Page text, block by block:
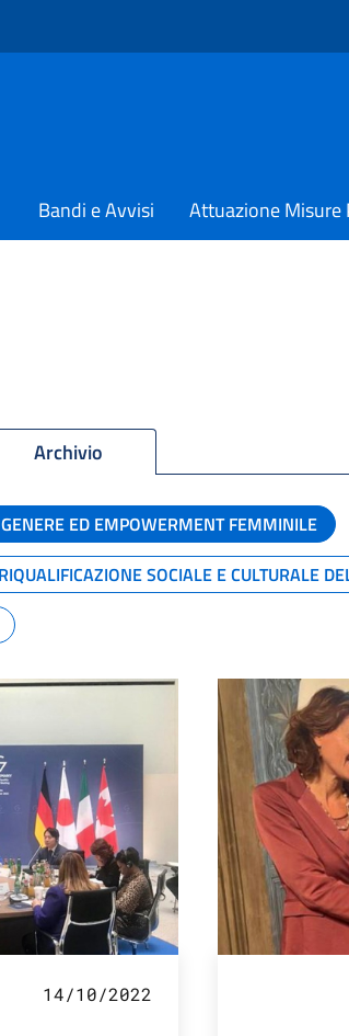
Bandi e Avvisi Attuazione Misure
Archivio
ED EMPOWERMENT FEMMINILE
RIQUALIFICAZIONE SOCIALE E CULTURALE
14/10/2022